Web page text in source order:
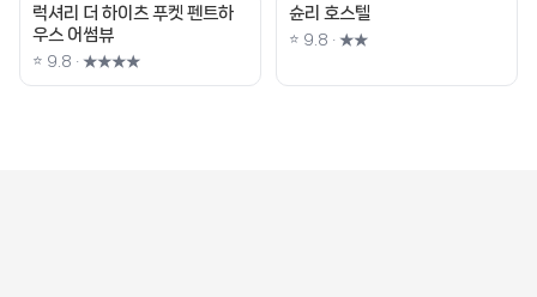
럭셔리 더 하이츠 푸켓 펜트하
우스 어썸뷰
⭐ 9.8 · ★★★★
슌리 호스텔
⭐ 9.8 · ★★